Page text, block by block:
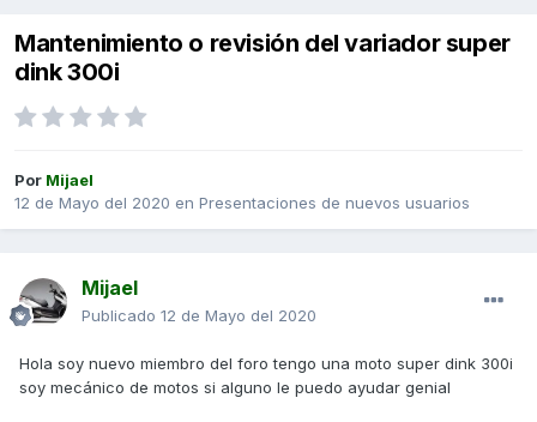
Mantenimiento o revisión del variador super
dink 300i
Por Mijael
12 de Mayo del 2020 en Presentaciones de nuevos usuarios
Mijael
Publicado 12 de Mayo del 2020
Hola soy nuevo miembro del foro tengo una moto super dink 300i
soy mecánico de motos si alguno le puedo ayudar genial